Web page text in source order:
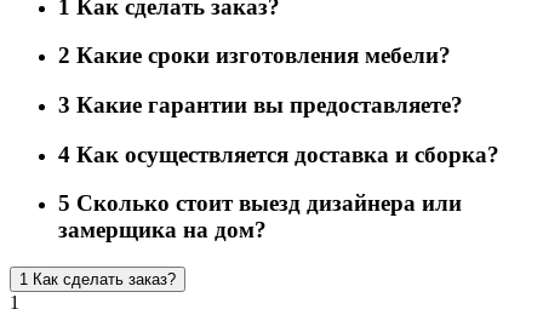
1
Как сделать заказ?
2 Какие сроки изготовления мебели?
3 Какие гарантии вы предоставляете?
4 Как осуществляется доставка и сборка?
5 Сколько стоит выезд дизайнера или
замерщика на дом?
1 Как сделать заказ?
1